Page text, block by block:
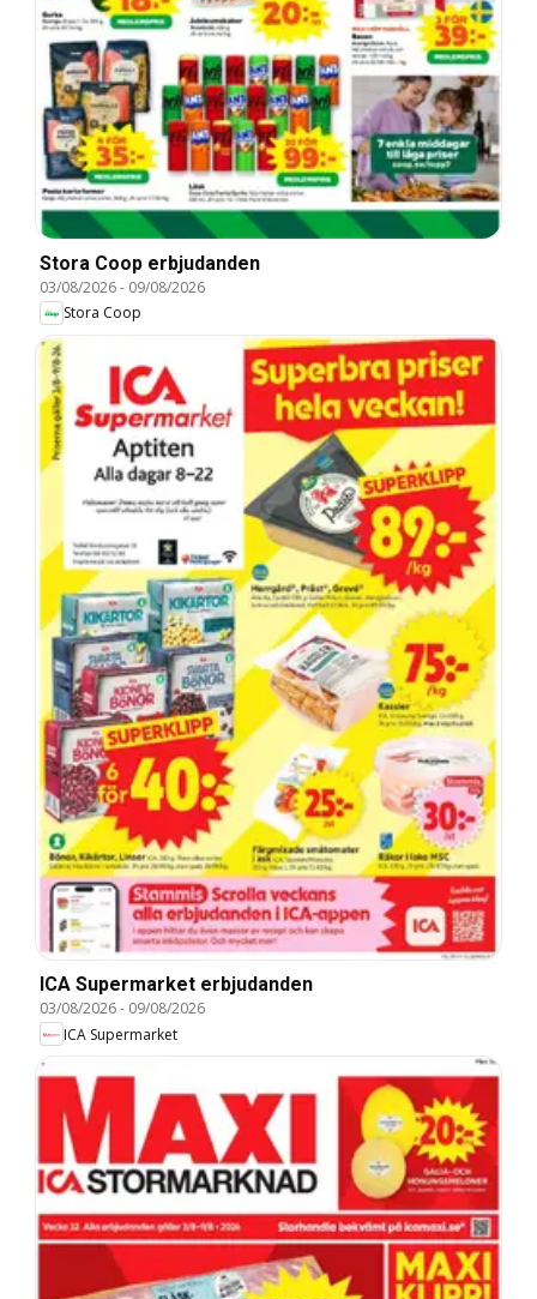
Stora Coop erbjudanden
03/08/2026- 09/08/2026
Stora Coop
ICA Supermarket erbjudanden
03/08/2026- 09/08/2026
ICA Supermarket